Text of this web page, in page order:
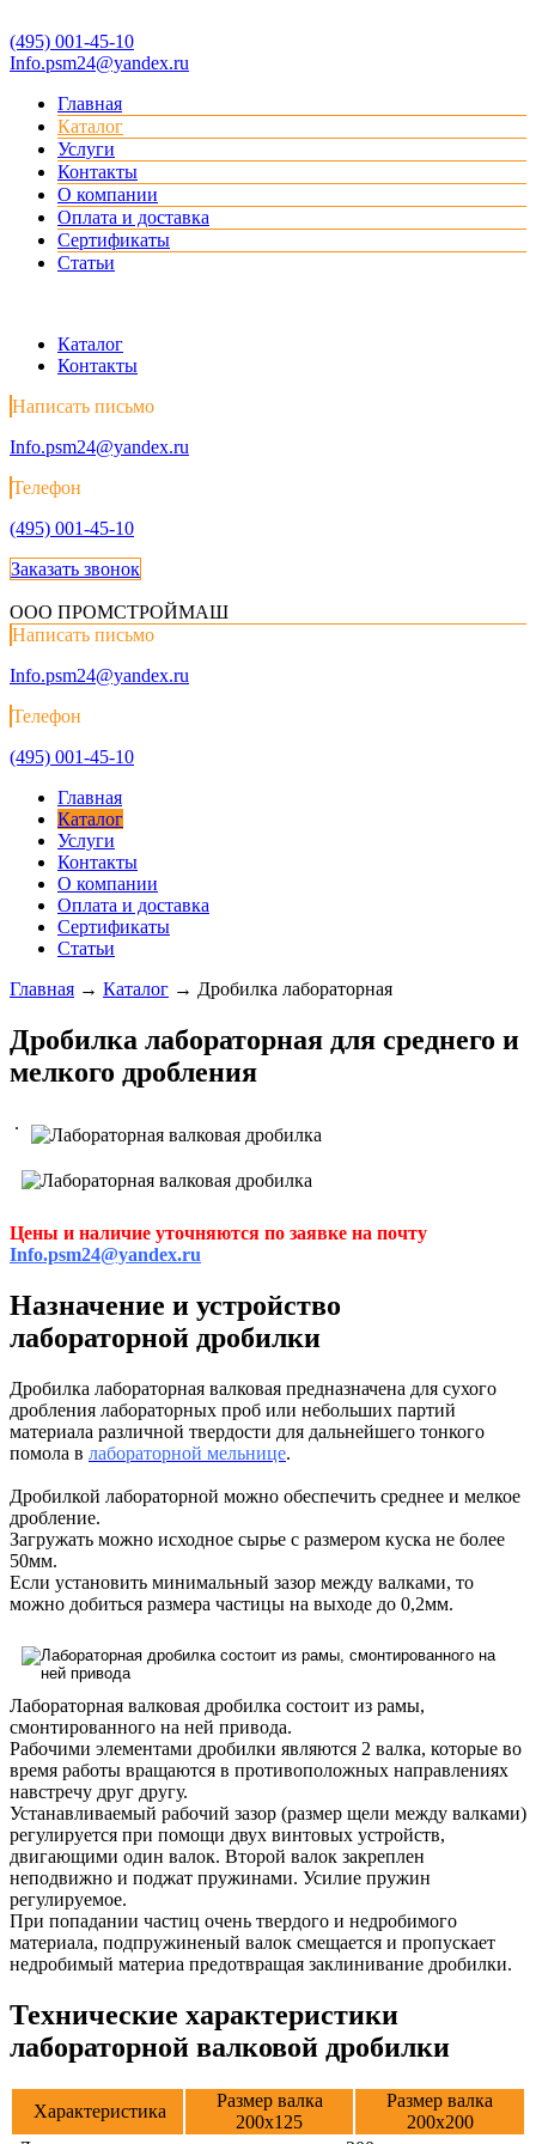
(495) 001-45-10
Info.psm24@yandex.ru
Главная
Каталог
Услуги
Контакты
О компании
Оплата и доставка
Сертификаты
Статьи
Каталог
Контакты
Написать письмо
Info.psm24@yandex.ru
Телефон
(495) 001-45-10
Заказать звонок
ООО ПРОМСТРОЙМАШ
Написать письмо
Info.psm24@yandex.ru
Телефон
(495) 001-45-10
Главная
Каталог
Услуги
Контакты
О компании
Оплата и доставка
Сертификаты
Статьи
Главная → Каталог → Дробилка лабораторная
Дробилка лабораторная для среднего и
мелкого дробления
.
Цены и наличие уточняются по заявке на почту
Info.psm24@yandex.ru
Назначение и устройство
лабораторной дробилки
Дробилка лабораторная валковая предназначена для сухого
дробления лабораторных проб или небольших партий
материала различной твердости для дальнейшего тонкого
помола в лабораторной мельнице.
Дробилкой лабораторной можно обеспечить среднее и мелкое
дробление.
Загружать можно исходное сырье с размером куска не более
50мм.
Если установить минимальный зазор между валками, то
можно добиться размера частицы на выходе до 0,2мм.
Лабораторная валковая дробилка состоит из рамы,
смонтированного на ней привода.
Рабочими элементами дробилки являются 2 валка, которые во
время работы вращаются в противоположных направлениях
навстречу друг другу.
Устанавливаемый рабочий зазор (размер щели между валками)
регулируется при помощи двух винтовых устройств,
двигающими один валок. Второй валок закреплен
неподвижно и поджат пружинами. Усилие пружин
регулируемое.
При попадании частиц очень твердого и недробимого
материала, подпружиненый валок смещается и пропускает
недробимый материа предотвращая заклинивание дробилки.
Технические характеристики
лабораторной валковой дробилки
Характеристика
Размер валка
200х125
Размер валка
200х200